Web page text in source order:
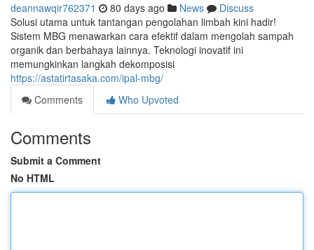
deannawqir762371 80 days ago News
Discuss
Solusi utama untuk tantangan pengolahan limbah kini hadir!
Sistem MBG menawarkan cara efektif dalam mengolah sampah
organik dan berbahaya lainnya. Teknologi inovatif ini
memungkinkan langkah dekomposisi
https://astatirtasaka.com/ipal-mbg/
Comments
Who Upvoted
Comments
Submit a Comment
No HTML